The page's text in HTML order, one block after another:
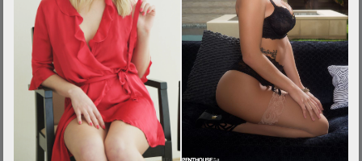
Erotika Blogok
Visszatérhet a Baywatch egyik legendás
sztárja
admin aug 9, 2026